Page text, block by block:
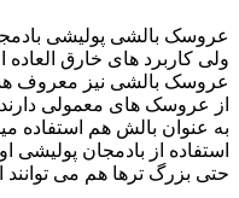
عروسک بالشی پولیشی
ولی کاربرد های خارق
عروسک بالشی نیز معروف
از عروسک های معمولی
به عنوان بالش هم استفاده
استفاده از بادمجان
حتی بزرگ ترها هم می توانند